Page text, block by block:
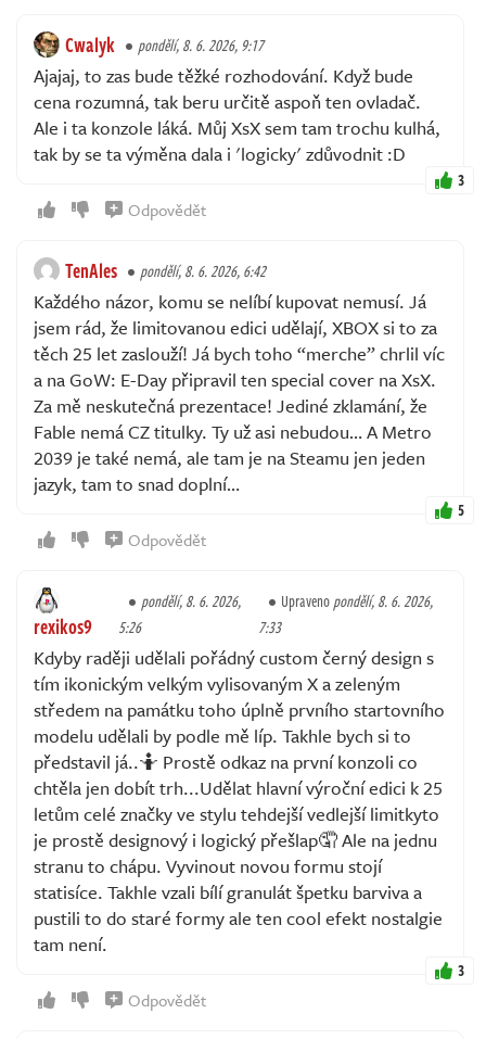
Cwalyk pondělí, 8. 6. 2026, 9:17
Ajajaj, to zas bude těžké rozhodování. Když bude
cena rozumná, tak beru určitě aspoň ten ovladač.
Ale i ta konzole láká. Můj XsX sem tam trochu kulhá,
tak by se ta výměna dala i 'logicky' zdůvodnit :D
3
Odpovědět
TenAles pondělí, 8. 6. 2026, 6:42
Každého názor, komu se nelíbí kupovat nemusí. Já
jsem rád, že limitovanou edici udělají, XBOX si to za
těch 25 let zaslouží! Já bych toho “merche” chrlil víc
a na GoW: E-Day připravil ten special cover na XsX.
Za mě neskutečná prezentace! Jediné zklamání, že
Fable nemá CZ titulky. Ty už asi nebudou… A Metro
2039 je také nemá, ale tam je na Steamu jen jeden
jazyk, tam to snad doplní…
5
Odpovědět
rexikos9
pondělí, 8. 6. 2026,
5:26
Upravenopondělí, 8. 6. 2026,
7:33
Kdyby raději udělali pořádný custom černý design s
tím ikonickým velkým vylisovaným X a zeleným
středem na památku toho úplně prvního startovního
modelu udělali by podle mě líp. Takhle bych si to
představil já..🤷 Prostě odkaz na první konzoli co
chtěla jen dobít trh...Udělat hlavní výroční edici k 25
letům celé značky ve stylu tehdejší vedlejší limitkyto
je prostě designový i logický přešlap🤦 Ale na jednu
stranu to chápu. Vyvinout novou formu stojí
statisíce. Takhle vzali bílí granulát špetku barviva a
pustili to do staré formy ale ten cool efekt nostalgie
tam není.
3
Odpovědět